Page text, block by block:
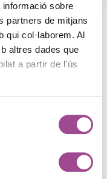
sobre
partners de mitjans
qui col·laborem. Al
altres dades que
a partir de l'ús
que
seva
les vendes i